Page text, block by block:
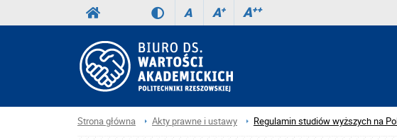
A A+ A++
Strona główna Akty prawne i ustawy Regulamin studiów wyższych na